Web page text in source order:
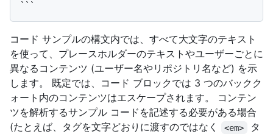
コード サンプルの構文内では、すべて大文字のテキスト
を使って、プレースホルダーのテキストやユーザーごとに
異なるコンテンツ (ユーザー名やリポジトリ名など) を示
します。 既定では、コード ブロックでは 3 つのバックク
ォート内のコンテンツはエスケープされます。 コンテン
ツを解析するサンプル コードを記述する必要がある場合
(たとえば、タグを文字どおりに渡すのではなく
<em>
タ